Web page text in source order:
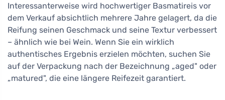
Interessanterweise wird hochwertiger Basmatireis vor
dem Verkauf absichtlich mehrere Jahre gelagert, da die
Reifung seinen Geschmack und seine Textur verbessert
– ähnlich wie bei Wein. Wenn Sie ein wirklich
authentisches Ergebnis erzielen möchten, suchen Sie
auf der Verpackung nach der Bezeichnung „aged" oder
„matured", die eine längere Reifezeit garantiert.